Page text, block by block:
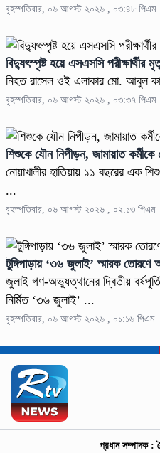
বৃহস্পতিবার, ০৬ আগস্ট ২০২৬ , ০৩:৪৮ পিএম
বিদ্যুৎস্পৃষ্ট হয়ে এসএসসি পরীক্ষার্থীর
নিহত রাসেল ওই এলাকার মো. আবুল
বৃহস্পতিবার, ০৬ আগস্ট ২০২৬ , ০৩:৩৭ পিএম
শিশুকে যৌন নিপীড়ন, জামায়াত কর্মীকে
নোয়াখালীর হাতিয়ায় ১১ বছরের এক
...
বৃহস্পতিবার, ০৬ আগস্ট ২০২৬ , ০২:১৩ পিএম
টুঙ্গিপাড়ায় ‘৩৬ জুলাই’ স্মারক তোরণে
জুলাই গণ-অভ্যুত্থানের দ্বিতীয়
নির্মিত ‘৩৬ জুলাই’ ...
বৃহস্পতিবার, ০৬ আগস্ট ২০২৬ , ০১:১৬ পিএম
প্রধান সম্পাদক :